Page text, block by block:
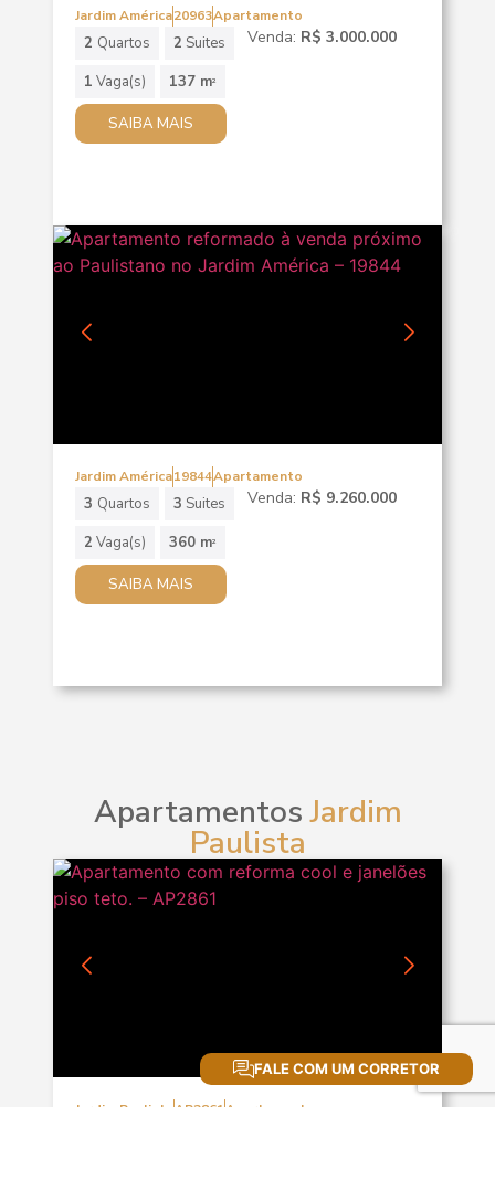
Jardim América20963Apartamento
2 Quartos 2 Suites
1 Vaga(s) 137 m2
Venda: R$ 3.000.000
SAIBA MAIS
Jardim América19844Apartamento
3 Quartos 3 Suites
2 Vaga(s) 360 m2
Venda: R$ 9.260.000
SAIBA MAIS
ApartamentosJardim
Paulista
Jardim Paulista AP2861Apartamento
FALE COM UM CORRETOR